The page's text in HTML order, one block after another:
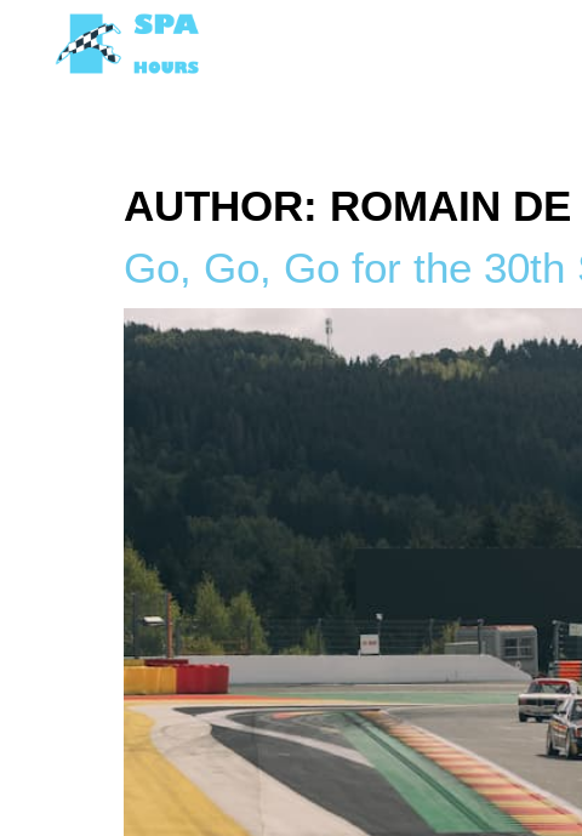
AUTHOR: ROMAIN DE
Go, Go, Go for the 30th